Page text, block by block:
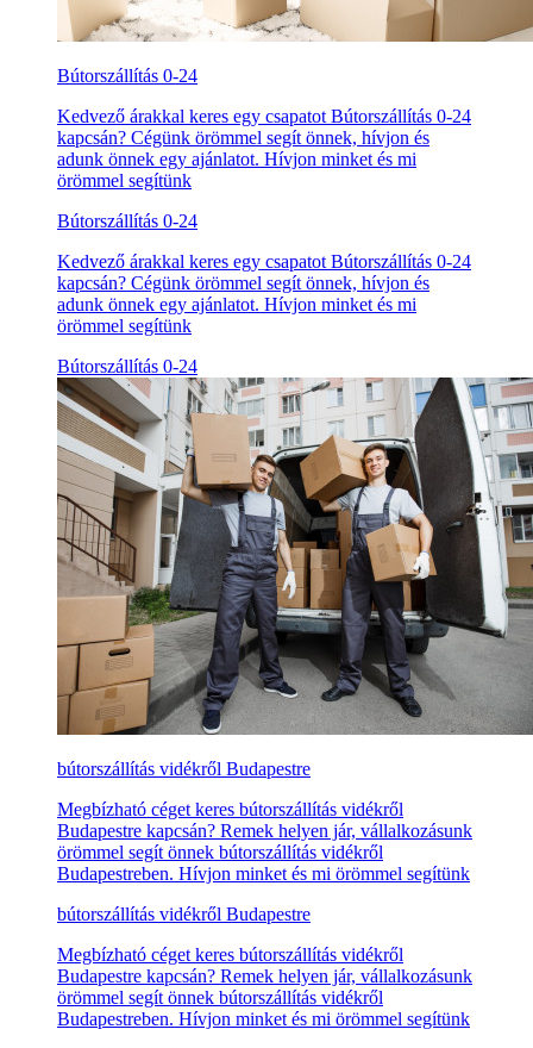
Bútorszállítás 0-24
Kedvező árakkal keres egy csapatot Bútorszállítás 0-24
kapcsán? Cégünk örömmel segít önnek, hívjon és
adunk önnek egy ajánlatot. Hívjon minket és mi
örömmel segítünk
Bútorszállítás 0-24
Kedvező árakkal keres egy csapatot Bútorszállítás 0-24
kapcsán? Cégünk örömmel segít önnek, hívjon és
adunk önnek egy ajánlatot. Hívjon minket és mi
örömmel segítünk
Bútorszállítás 0-24
bútorszállítás vidékről Budapestre
Megbízható céget keres bútorszállítás vidékről
Budapestre kapcsán? Remek helyen jár, vállalkozásunk
örömmel segít önnek bútorszállítás vidékről
Budapestreben. Hívjon minket és mi örömmel segítünk
bútorszállítás vidékről Budapestre
Megbízható céget keres bútorszállítás vidékről
Budapestre kapcsán? Remek helyen jár, vállalkozásunk
örömmel segít önnek bútorszállítás vidékről
Budapestreben. Hívjon minket és mi örömmel segítünk